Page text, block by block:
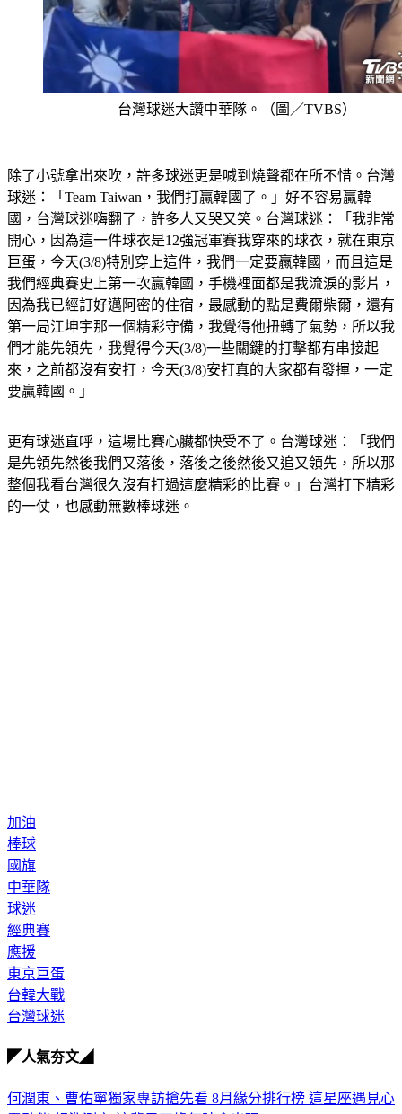
台灣球迷大讚中華隊。（圖／TVBS）
除了小號拿出來吹，許多球迷更是喊到燒聲都在所不惜。台灣
球迷：「Team Taiwan，我們打贏韓國了。」好不容易贏韓
國，台灣球迷嗨翻了，許多人又哭又笑。台灣球迷：「我非常
開心，因為這一件球衣是12強冠軍賽我穿來的球衣，就在東京
巨蛋，今天(3/8)特別穿上這件，我們一定要贏韓國，而且這是
我們經典賽史上第一次贏韓國，手機裡面都是我流淚的影片，
因為我已經訂好邁阿密的住宿，最感動的點是費爾柴爾，還有
第一局江坤宇那一個精彩守備，我覺得他扭轉了氣勢，所以我
們才能先領先，我覺得今天(3/8)一些關鍵的打擊都有串接起
來，之前都沒有安打，今天(3/8)安打真的大家都有發揮，一定
要贏韓國。」
更有球迷直呼，這場比賽心臟都快受不了。台灣球迷：「我們
是先領先然後我們又落後，落後之後然後又追又領先，所以那
整個我看台灣很久沒有打過這麼精彩的比賽。」台灣打下精彩
的一仗，也感動無數棒球迷。
加油
棒球
國旗
中華隊
球迷
經典賽
應援
東京巨蛋
台韓大戰
台灣球迷
◤人氣夯文◢
何潤東、曹佑寧獨家專訪搶先看 8月緣分排行榜 這星座遇見心